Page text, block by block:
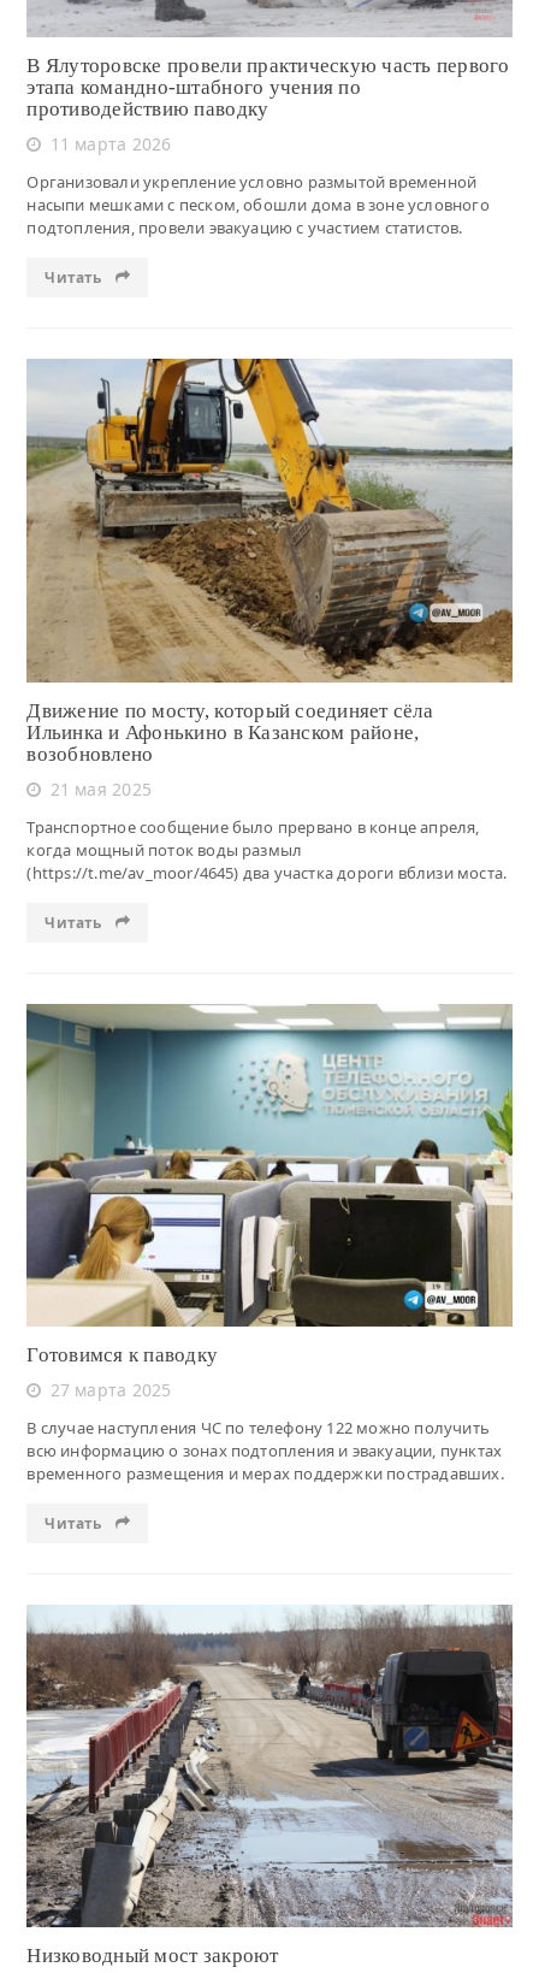
В Ялуторовске провели практическую часть первого
этапа командно-штабного учения по
противодействию паводку
11 марта 2026
Организовали укрепление условно размытой временной
насыпи мешками с песком, обошли дома в зоне условного
подтопления, провели эвакуацию с участием статистов.
Читать
Читать
Движение по мосту, который соединяет сёла
Ильинка и Афонькино в Казанском районе,
возобновлено
21 мая 2025
Транспортное сообщение было прервано в конце апреля,
когда мощный поток воды размыл
(https://t.me/av_moor/4645) два участка дороги вблизи моста.
Читать
Читать
Готовимся к паводку
27 марта 2025
В случае наступления ЧС по телефону 122 можно получить
всю информацию о зонах подтопления и эвакуации, пунктах
временного размещения и мерах поддержки пострадавших.
Читать
Читать
Низководный мост закроют